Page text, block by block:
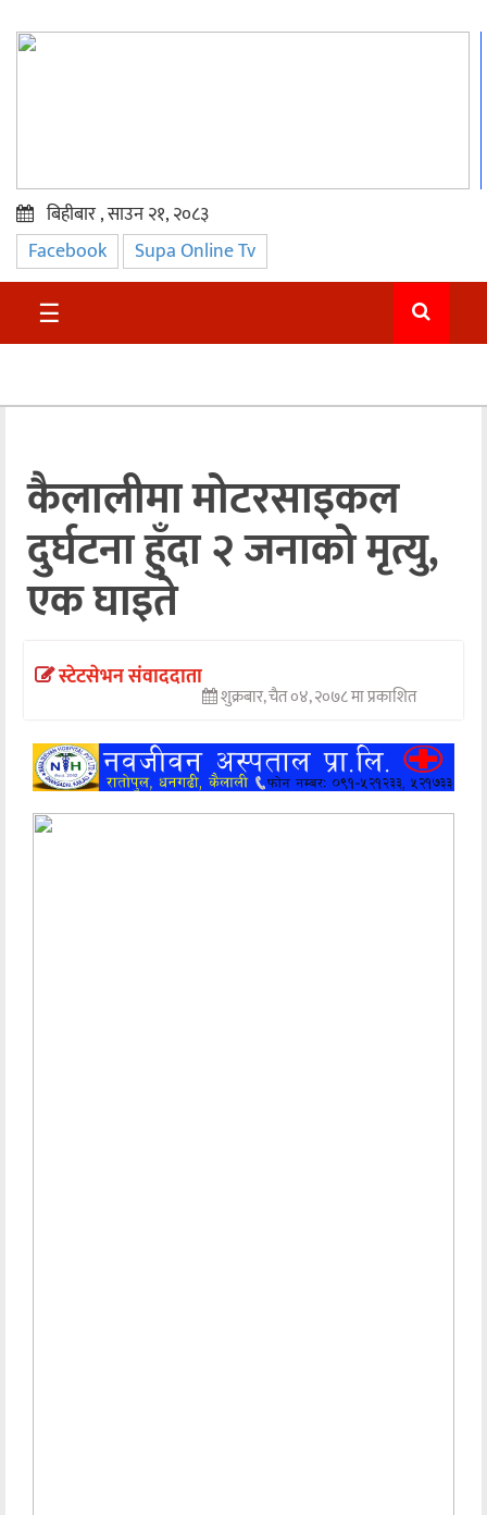
प्रमुख
समाचार
सुदुर
अन्तराष्ट्रिय
अन्तर्वार्ता
अर्थ
खेलकुद
मनोरञ्जन
बिहीबार , साउन २१, २०८३
Facebook Supa Online Tv
☰
कैलालीमा मोटरसाइकल
दुर्घटना हुँदा २ जनाको मृत्यु,
एक घाइते
स्टेटसेभन संवाददाता
शुक्रबार, चैत ०४, २०७८ मा प्रकाशित